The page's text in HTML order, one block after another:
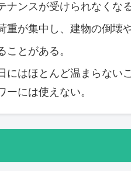
ナンスが受けられなくな
重が集中し、建物の倒壊
とがある。
にはほとんど温まらない
ーには使えない。